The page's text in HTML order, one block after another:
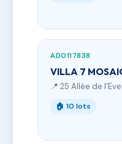
AD0117838
VILLA 7
📍 25 Allée de
🏠 10 lots